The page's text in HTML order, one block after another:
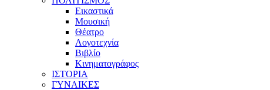
Εικαστικά
Μουσική
Θέατρο
Λογοτεχνία
Βιβλίο
Κινηματογράφος
ΙΣΤΟΡΙΑ
ΓΥΝΑΙΚΕΣ